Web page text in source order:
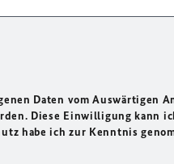
Daten vom Auswärtigen
Diese Einwilligung kann
habe ich zur Kenntnis